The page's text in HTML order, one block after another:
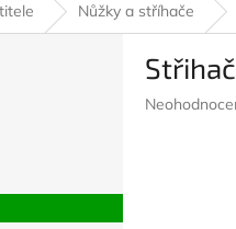
Nůžky a stříhače
Průměrné